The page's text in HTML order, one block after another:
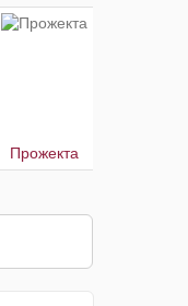
Прожекта